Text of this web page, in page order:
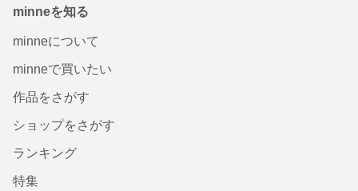
minneを知る
minneについて
minneで買いたい
作品をさがす
ショップをさがす
ランキング
特集